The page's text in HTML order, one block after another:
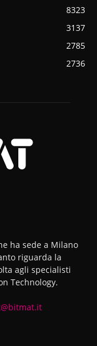
8323
3137
2785
2736
ha sede a Milano
riguarda la
agli specialisti
Technology.